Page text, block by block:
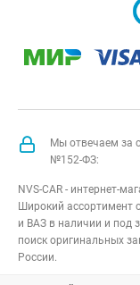
Мы отвечаем за
№152-ФЗ:
NVS-CAR - интернет-
Широкий ассортимент
и ВАЗ в наличии и под
поиск оригинальных
России.